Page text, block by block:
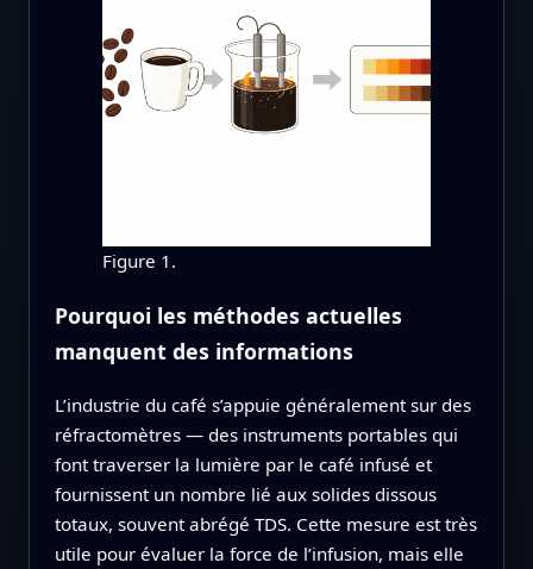
Figure 1.
Pourquoi les méthodes actuelles
manquent des informations
L’industrie du café s’appuie généralement sur des
réfractomètres — des instruments portables qui
font traverser la lumière par le café infusé et
fournissent un nombre lié aux solides dissous
totaux, souvent abrégé TDS. Cette mesure est très
utile pour évaluer la force de l’infusion, mais elle